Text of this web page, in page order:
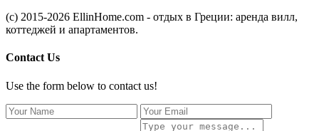
(c) 2015-2026 EllinHome.com - отдых в Греции: аренда вилл,
коттеджей и апартаментов.
Contact Us
Use the form below to contact us!